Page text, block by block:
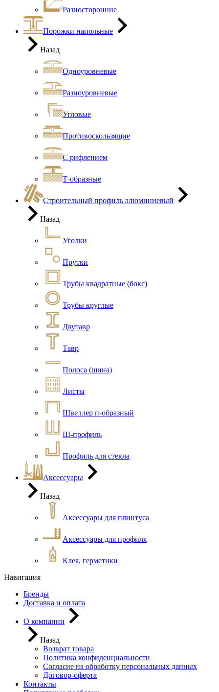
Разносторонние
Порожки напольные
Назад
Одноуровневые
Разноуровневые
Угловые
Противоскользящие
С рифлением
Т-образные
Строительный профиль алюминиевый
Назад
Уголки
Прутки
Трубы квадратные (бокс)
Трубы круглые
Двутавр
Тавр
Полоса (шина)
Листы
Швеллер п-образный
Ш-профиль
Профиль для стекла
Аксессуары
Назад
Аксессуары для плинтуса
Аксессуары для профиля
Клея, герметики
Навигация
Бренды
Доставка и оплата
О компании
Назад
Возврат товара
Политика конфиденциальности
Согласие на обработку персональных данных
Договор-оферта
Контакты